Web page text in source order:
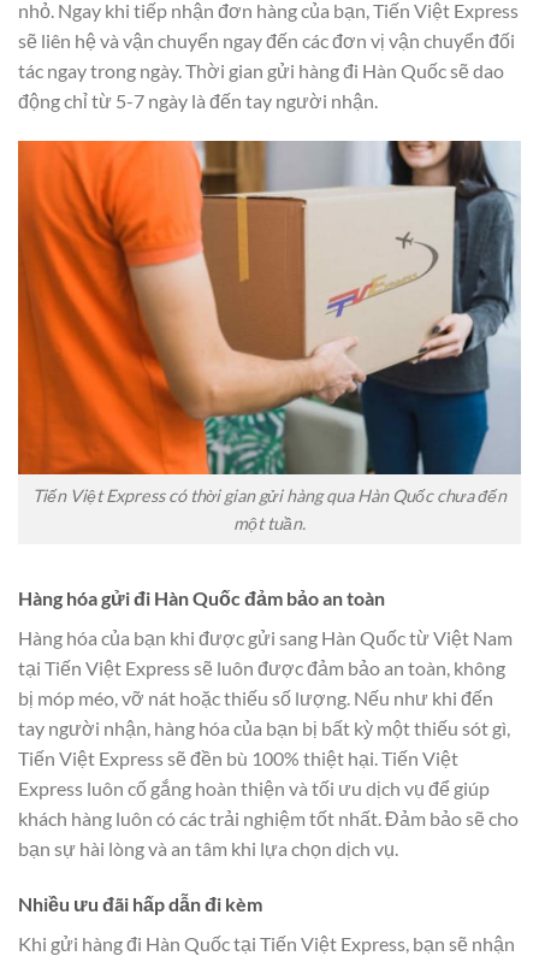
nhỏ. Ngay khi tiếp nhận đơn hàng của bạn, Tiến Việt Express
sẽ liên hệ và vận chuyển ngay đến các đơn vị vận chuyển đối
tác ngay trong ngày. Thời gian gửi hàng đi Hàn Quốc sẽ dao
động chỉ từ 5-7 ngày là đến tay người nhận.
Tiến Việt Express có thời gian gửi hàng qua Hàn Quốc chưa đến
một tuần.
Hàng hóa gửi đi Hàn Quốc đảm bảo an toàn
Hàng hóa của bạn khi được gửi sang Hàn Quốc từ Việt Nam
tại Tiến Việt Express sẽ luôn được đảm bảo an toàn, không
bị móp méo, vỡ nát hoặc thiếu số lượng. Nếu như khi đến
tay người nhận, hàng hóa của bạn bị bất kỳ một thiếu sót gì,
Tiến Việt Express sẽ đền bù 100% thiệt hại. Tiến Việt
Express luôn cố gắng hoàn thiện và tối ưu dịch vụ để giúp
khách hàng luôn có các trải nghiệm tốt nhất. Đảm bảo sẽ cho
bạn sự hài lòng và an tâm khi lựa chọn dịch vụ.
Nhiều ưu đãi hấp dẫn đi kèm
Khi gửi hàng đi Hàn Quốc tại Tiến Việt Express, bạn sẽ nhận